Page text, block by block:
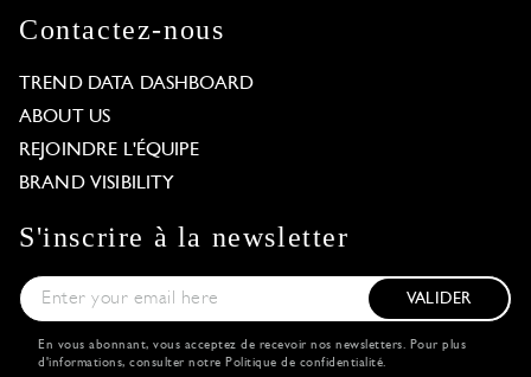
Contactez-nous
TREND DATA DASHBOARD
ABOUT US
REJOINDRE L'ÉQUIPE
BRAND VISIBILITY
S'inscrire à la newsletter
VALIDER
En vous abonnant, vous acceptez de recevoir nos newsletters. Pour plus
d'informations, consulter notre Politique de confidentialité.